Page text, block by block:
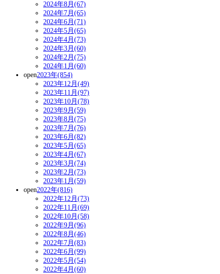
2024年8月(67)
2024年7月(65)
2024年6月(71)
2024年5月(65)
2024年4月(73)
2024年3月(60)
2024年2月(75)
2024年1月(60)
open2023年(854)
2023年12月(49)
2023年11月(97)
2023年10月(78)
2023年9月(59)
2023年8月(75)
2023年7月(76)
2023年6月(82)
2023年5月(65)
2023年4月(67)
2023年3月(74)
2023年2月(73)
2023年1月(59)
open2022年(816)
2022年12月(73)
2022年11月(69)
2022年10月(58)
2022年9月(96)
2022年8月(46)
2022年7月(83)
2022年6月(99)
2022年5月(54)
2022年4月(60)